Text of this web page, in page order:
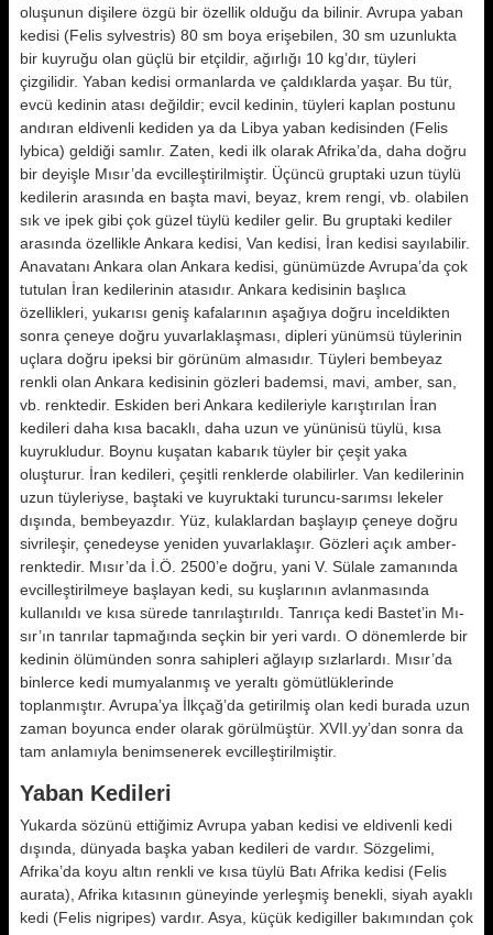
oluşunun dişilere özgü bir özellik olduğu da bi­linir. Avrupa yaban
kedisi (Felis sylvestris) 80 sm boya erişebilen, 30 sm uzunluk­ta
bir kuyruğu olan güçlü bir etçildir, ağırlığı 10 kg’dır, tüyleri
çizgilidir. Ya­ban kedisi ormanlarda ve çaldıklar­da yaşar. Bu tür,
evcü kedinin atası değildir; evcil kedinin, tüyleri kaplan postunu
andıran eldivenli kediden ya da Libya yaban kedisinden (Felis
lybica) geldiği samlır. Zaten, kedi ilk ola­rak Afrika’da, daha doğru
bir deyiş­le Mısır’da evcilleştirilmiştir. Üçüncü gruptaki uzun tüylü
kedilerin arasında en başta mavi, beyaz, krem rengi, vb. olabilen
sık ve ipek gibi çok güzel tüylü kediler gelir. Bu gruptaki kediler
arasında özellikle Ankara ke­disi, Van kedisi, İran kedisi sayılabi­lir.
Anavatanı Ankara olan Ankara kedisi, günümüzde Avrupa’da çok
tu­tulan İran kedilerinin atasıdır. Anka­ra kedisinin başlıca
özellikleri, yuka­rısı geniş kafalarının aşağıya doğru inceldikten
sonra çeneye doğru yuvar­laklaşması, dipleri yünümsü tüyleri­nin
uçlara doğru ipeksi bir görünüm al­masıdır. Tüyleri bembeyaz
renkli olan Ankara kedisinin gözleri bademsi, mavi, amber, san,
vb. renktedir. Es­kiden beri Ankara kedileriyle karıştı­rılan İran
kedileri daha kısa bacaklı, daha uzun ve yününisü tüylü, kısa
kuyrukludur. Boynu kuşatan kabarık tüyler bir çeşit yaka
oluşturur. İran kedileri, çeşitli renklerde olabilirler. Van kedilerinin
uzun tüyleriyse, baş­taki ve kuyruktaki turuncu-sarımsı le­keler
dışında, bembeyazdır. Yüz, ku­laklardan başlayıp çeneye doğru
sivrileşir, çenedeyse yeniden yuvarlak­laşır. Gözleri açık amber-
renktedir. Mısır’da İ.Ö. 2500’e doğru, yani V. Sülale zamanında
evcilleştirilmeye başlayan kedi, su kuşlarının avlanma­sında
kullanıldı ve kısa sürede tanrı­laştırıldı. Tanrıça kedi Bastet’in Mı­
sır’ın tanrılar tapmağında seçkin bir yeri vardı. O dönemlerde bir
kedinin ölümünden sonra sahipleri ağlayıp sızlarlardı. Mısır’da
binlerce kedi mumyalanmış ve yeraltı gömütlükle­rinde
toplanmıştır. Avrupa’ya İlkçağ’da getirilmiş olan kedi burada uzun
zaman boyunca en­der olarak görülmüştür. XVII.yy’dan sonra da
tam anlamıyla benimsenerek evcilleştirilmiştir.
Yaban Kedileri
Yukarda sözünü ettiğimiz Avrupa ya­ban kedisi ve eldivenli kedi
dışında, dünyada başka yaban kedileri de var­dır. Sözgelimi,
Afrika’da koyu altın renkli ve kısa tüylü Batı Afrika kedisi (Felis
aurata), Afrika kıtasının güne­yinde yerleşmiş benekli, siyah ayaklı
kedi (Felis nigripes) vardır. Asya, kü­çük kedigiller bakımından çok